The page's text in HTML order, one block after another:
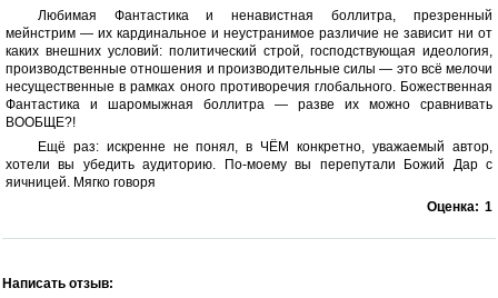
Любимая Фантастика и ненавистная боллитра, презренный
мейнстрим — их кардинальное и неустранимое различие не зависит ни от
каких внешних условий: политический строй, господствующая идеология,
производственные отношения и производительные силы — это всё мелочи
несущественные в рамках оного противоречия глобального. Божественная
Фантастика и шаромыжная боллитра — разве их можно сравнивать
ВООБЩЕ?!
Ещё раз: искренне не понял, в ЧЁМ конкретно, уважаемый автор,
хотели вы убедить аудиторию. По-моему вы перепутали Божий Дар с
яичницей. Мягко говоря
Оценка: 1
Написать отзыв: